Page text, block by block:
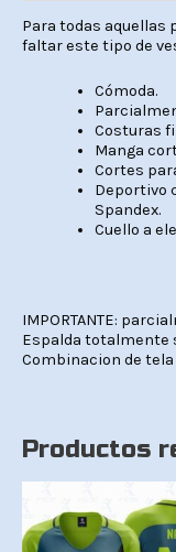
Para todas aquellas
faltar este tipo de
Cómoda.
Costuras
Manga
Cortes
Deportivo
Spandex.
Cuello a
IMPORTANTE:
Espalda totalmente
Combinacion de tela
Productos
precio
original
era:
precio
actual
es: